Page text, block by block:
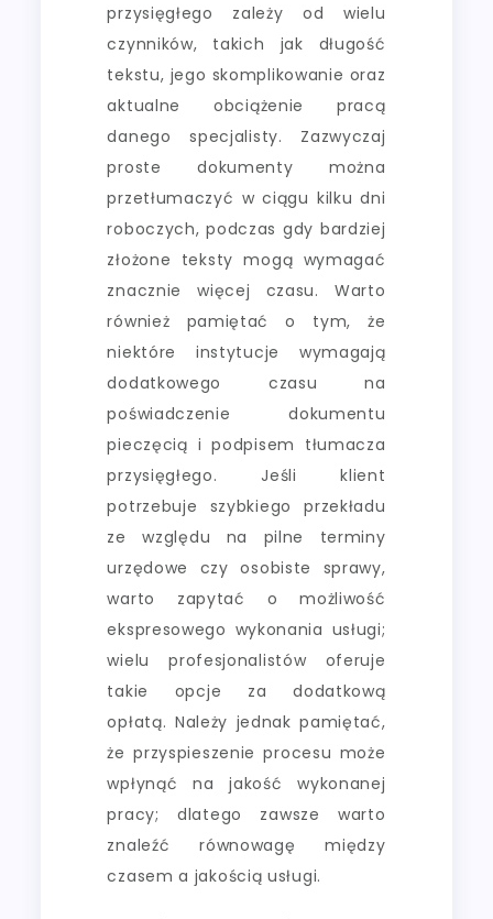
przysięgłego zależy od wielu
czynników, takich jak długość
tekstu, jego skomplikowanie oraz
aktualne obciążenie pracą
danego specjalisty. Zazwyczaj
proste dokumenty można
przetłumaczyć w ciągu kilku dni
roboczych, podczas gdy bardziej
złożone teksty mogą wymagać
znacznie więcej czasu. Warto
również pamiętać o tym, że
niektóre instytucje wymagają
dodatkowego czasu na
poświadczenie dokumentu
pieczęcią i podpisem tłumacza
przysięgłego. Jeśli klient
potrzebuje szybkiego przekładu
ze względu na pilne terminy
urzędowe czy osobiste sprawy,
warto zapytać o możliwość
ekspresowego wykonania usługi;
wielu profesjonalistów oferuje
takie opcje za dodatkową
opłatą. Należy jednak pamiętać,
że przyspieszenie procesu może
wpłynąć na jakość wykonanej
pracy; dlatego zawsze warto
znaleźć równowagę między
czasem a jakością usługi.